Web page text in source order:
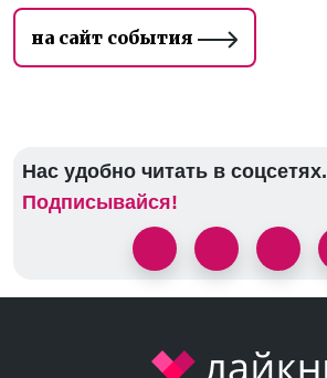
на сайт события
Нас удобно читать в соцсетях.
Подписывайся!